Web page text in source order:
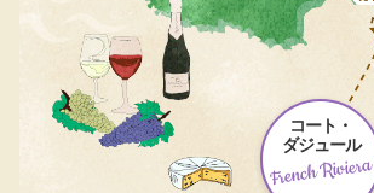
コート・
ダジュール
French Riviera